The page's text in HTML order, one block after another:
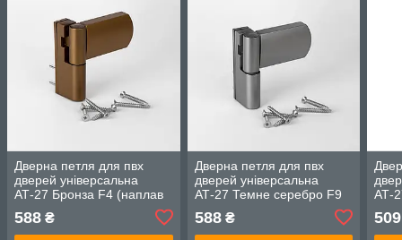
Дверна петля для пвх
дверей універсальна
АТ-27 Бронза F4 (наплав
588 ₴
Дверна петля для пвх
дверей універсальна
АТ-27 Темне серебро F9
588₴
АТ-
509